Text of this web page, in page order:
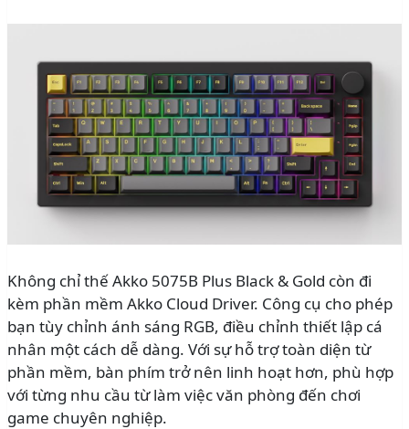
Không chỉ thế Akko 5075B Plus Black & Gold còn đi
kèm phần mềm Akko Cloud Driver. Công cụ cho phép
bạn tùy chỉnh ánh sáng RGB, điều chỉnh thiết lập cá
nhân một cách dễ dàng. Với sự hỗ trợ toàn diện từ
phần mềm, bàn phím trở nên linh hoạt hơn, phù hợp
với từng nhu cầu từ làm việc văn phòng đến chơi
game chuyên nghiệp.